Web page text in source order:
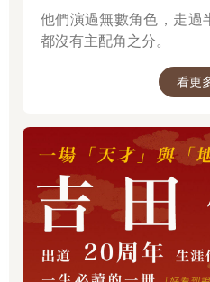
他們演過無數角色，走過
都沒有主配角之分。
看更